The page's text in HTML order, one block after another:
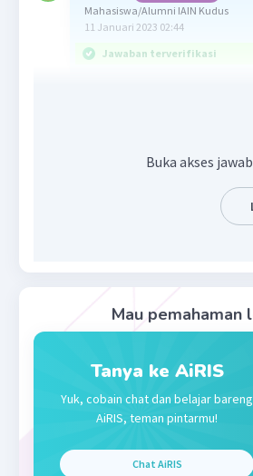
Mahasiswa/Alumni IAIN Kudus
11 Januari 2023 02:44
Jawaban terverifikasi
OPEC adalah sebuah
bumi dengan anggotanya
hingga Amerika Selatan.
pasar minyak
menangani masalah
Buka akses
Mau pemahaman
Tanya ke AiRIS
Yuk, cobain chat dan belajar bareng
AiRIS, teman pintarmu!
Chat AiRIS